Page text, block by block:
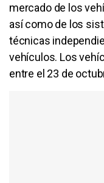
mercado de los
así como de los
técnicas
vehículos. Los
entre el 23 de